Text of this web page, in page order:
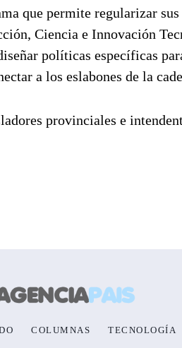
que permite regularizar
Ciencia e Innovación
políticas específicas
a los eslabones de la
provinciales e
COLUMNAS TECNOLOGÍA